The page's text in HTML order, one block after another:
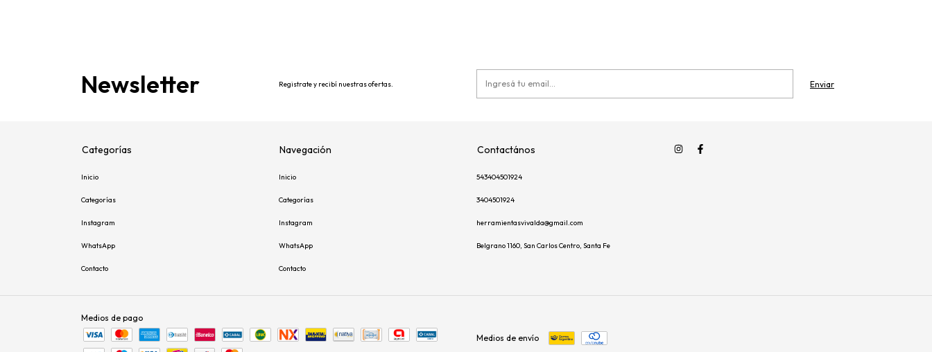
Newsletter Registrate y recibí nuestras ofertas.
Categorías
Inicio
Categorías
Instagram
WhatsApp
Contacto
Navegación
Inicio
Categorías
Instagram
WhatsApp
Contacto
Contactános
543404501924
3404501924
herramientasvivalda@gmail.com
Belgrano 1160, San Carlos Centro, Santa Fe
Medios de pago
Medios de envío